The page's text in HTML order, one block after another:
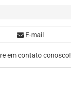
E-mail
em contato conosco!